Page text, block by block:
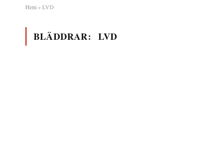
Hem » LVD
BLÄDDRAR: LVD